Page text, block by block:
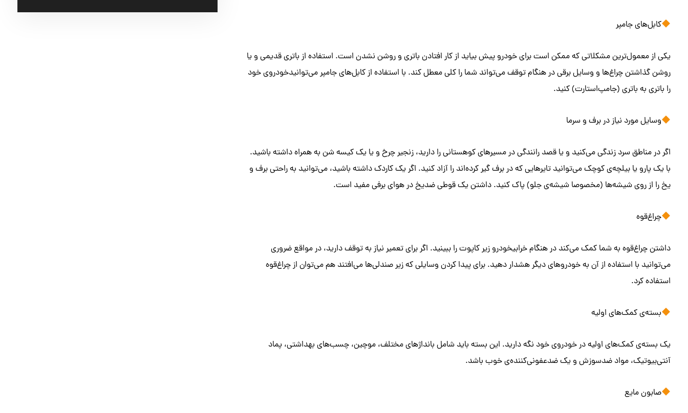
کابل‌های جامپر
یکی از معمول‌ترین مشکلاتی که ممکن است برای خودرو پیش بیاید از کار افتادن باتری و روشن نشدن است. استفاده از باتری قدیمی و یا
روشن گذاشتن چراغ‌ها و وسایل برقی در هنگام توقف می‌تواند شما را کلی معطل کند. با استفاده از کابل‌های جامپر می‌توانیدخودروی خود
را باتری به باتری (جامپ‌استارت) کنید.
وسایل مورد نیاز در برف و سرما
اگر در مناطق سرد زندگی می‌کنید و یا قصد رانندگی در مسیرهای کوهستانی را دارید، زنجیر چرخ و یا یک کیسه شن به همراه داشته باشید.
با یک پارو یا بیلچه‌ی کوچک می‌توانید تایرهایی که در برف گیر کرده‌اند را آزاد کنید. اگر یک کاردک داشته باشید، می‌توانید به راحتی برف و
یخ را از روی شیشه‌ها (مخصوصا شیشه‌ی جلو) پاک کنید. داشتن یک قوطی ضدیخ در هوای برفی مفید است.
چراغ‌قوه
داشتن چراغ‌قوه به شما کمک می‌کند در هنگام خرابیخودرو زیر کاپوت را ببینید. اگر برای تعمیر نیاز به توقف دارید، در مواقع ضروری
می‌توانید با استفاده از آن به خودروهای دیگر هشدار دهید. برای پیدا کردن وسایلی که زیر صندلی‌ها می‌افتند هم می‌توان از چراغ‌قوه
استفاده کرد.
بسته‌ی کمک‌های اولیه
یک بسته‌ی کمک‌های اولیه در خودروی خود نگه دارید. این بسته باید شامل بانداژهای مختلف، موچین، چسب‌های بهداشتی، پماد
آنتی‌بیوتیک، مواد ضدسوزش و یک ضدعفونی‌کننده‌ی خوب باشد.
صابون مایع